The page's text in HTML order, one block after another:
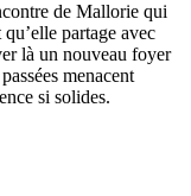
de Mallorie qui
partage avec
là un nouveau foyer
menacent
si solides.